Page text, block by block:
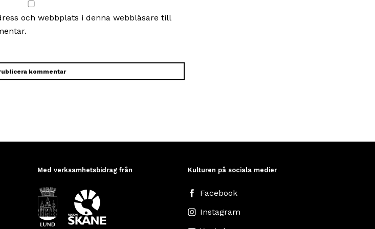
och webbplats i denna webbläsare till
Med verksamhetsbidrag från Kulturen på sociala medier
Facebook
Instagram